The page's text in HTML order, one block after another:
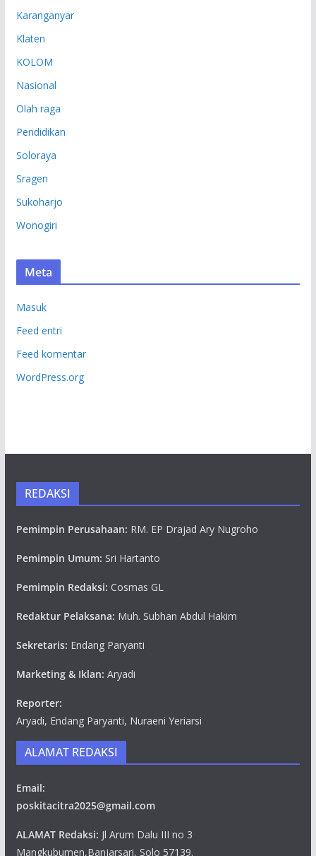
Karanganyar
Klaten
KOLOM
Nasional
Olah raga
Pendidikan
Soloraya
Sragen
Sukoharjo
Wonogiri
Meta
Masuk
Feed entri
Feed komentar
WordPress.org
REDAKSI
Pemimpin Perusahaan: RM. EP Drajad Ary Nugroho
Pemimpin Umum: Sri Hartanto
Pemimpin Redaksi: Cosmas GL
Redaktur Pelaksana: Muh. Subhan Abdul Hakim
Sekretaris: Endang Paryanti
Marketing & Iklan: Aryadi
Reporter:
Aryadi, Endang Paryanti, Nuraeni Yeriarsi
ALAMAT REDAKSI
Email:
poskitacitra2025@gmail.com
ALAMAT Redaksi: Jl Arum Dalu III no 3
Mangkubumen,Banjarsari, Solo 57139.